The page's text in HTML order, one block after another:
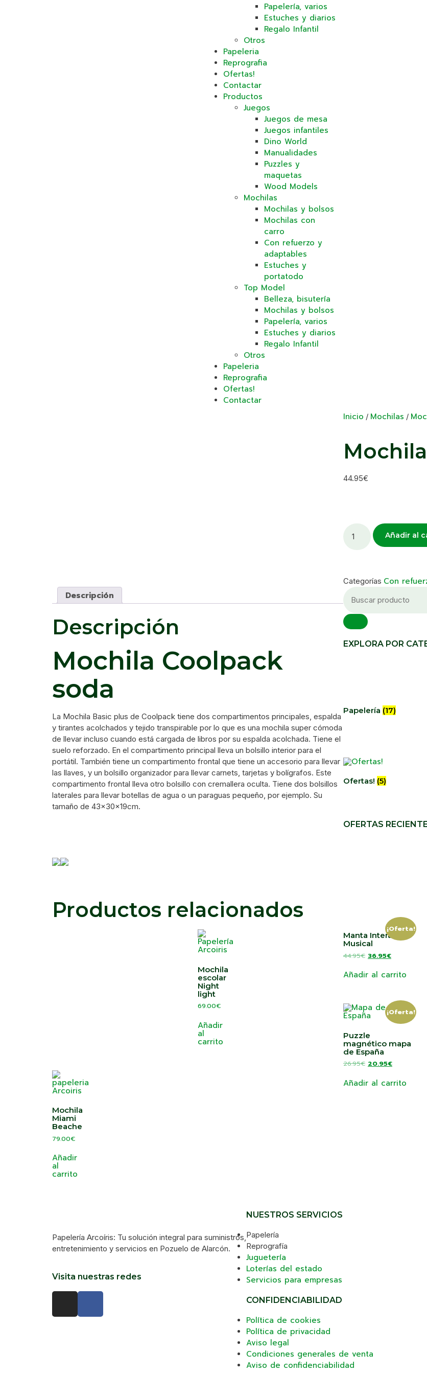
Papelería, varios
Estuches y diarios
Regalo Infantil
Otros
Papeleria
Reprografia
Ofertas!
Contactar
Productos
Juegos
Juegos de mesa
Juegos infantiles
Dino World
Manualidades
Puzzles y
maquetas
Wood Models
Mochilas
Mochilas y bolsos
Mochilas con
carro
Con refuerzo y
adaptables
Estuches y
portatodo
Top Model
Belleza, bisutería
Mochilas y bolsos
Papelería, varios
Estuches y diarios
Regalo Infantil
Otros
Papeleria
Reprografia
Ofertas!
Contactar
Inicio / Mochilas /
44.95€
Añadir al
Categorías Con
Descripción
Descripción
Mochila Coolpack
soda
La Mochila Basic plus de Coolpack tiene dos compartimentos principales, espalda
y tirantes acolchados y tejido transpirable por lo que es una mochila super cómoda
de llevar incluso cuando está cargada de libros por su espalda acolchada. Tiene el
suelo reforzado. En el compartimento principal lleva un bolsillo interior para el
portátil. También tiene un compartimento frontal que tiene un accesorio para llevar
las llaves, y un bolsillo organizador para llevar carnets, tarjetas y bolígrafos. Este
compartimento frontal lleva otro bolsillo con cremallera oculta. Tiene dos bolsillos
laterales para llevar botellas de agua o un paraguas pequeño, por ejemplo. Su
tamaño de 43x30x19cm.
Productos relacionados
Mochila
escolar
Night
light
69.00€
Añadir
al
carrito
Mochila
Miami
Beache
79.00€
Añadir
al
carrito
EXPLORA POR
Papelería (17)
Ofertas! (5)
OFERTAS
¡Oferta!
Manta Interactiva
Musical
44.95€ 36.95€
Añadir al carrito
¡Oferta!
Puzzle
magnético mapa
de España
26.95€ 20.95€
Añadir al carrito
Papelería Arcoíris: Tu solución integral para suministros,
entretenimiento y servicios en Pozuelo de Alarcón.
Visita nuestras redes
NUESTROS SERVICIOS
Papelería
Reprografía
Juguetería
Loterías del estado
Servicios para empresas
CONFIDENCIABILIDAD
Política de cookies
Política de privacidad
Aviso legal
Condiciones generales de venta
Aviso de confidenciabilidad